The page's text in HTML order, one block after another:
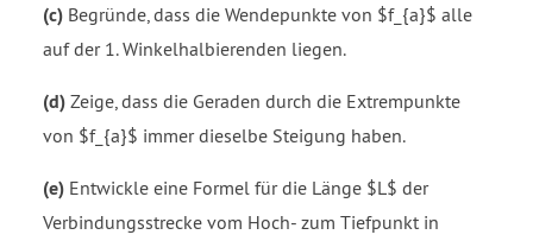
(c) Begründe, dass die Wendepunkte von $f_{a}$ alle
auf der 1. Winkelhalbierenden liegen.
(d) Zeige, dass die Geraden durch die Extrempunkte
von $f_{a}$ immer dieselbe Steigung haben.
(e) Entwickle eine Formel für die Länge $L$ der
Verbindungsstrecke vom Hoch- zum Tiefpunkt in